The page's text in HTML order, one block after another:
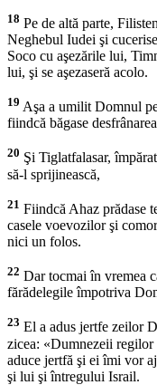
18 Pe de altă parte,
Neghebul Iudei şi
Soco cu aşezările lui,
lui, şi se aşezaseră acolo.
19 Aşa a umilit Domnul
fiindcă băgase
20 Şi Tiglatfalasar,
să-l sprijinească,
21 Fiindcă Ahaz prădase
casele voevozilor şi
nici un folos.
22 Dar tocmai în vremea
fărădelegile împotriva
23 El a adus jertfe zeilor
zicea: «Dumnezeii
aduce jertfă şi ei îmi vor
şi lui şi întregului Israil.